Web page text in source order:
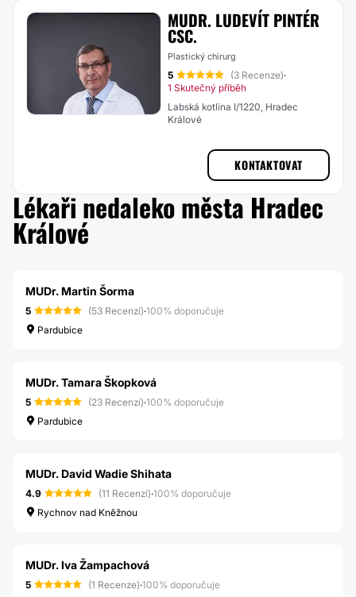
MUDR. LUDEVÍT PINTÉR
CSC.
Plastický chirurg
5 (3 Recenze)·
1 Skutečný příběh
Labská kotlina I/1220, Hradec
Králové
KONTAKTOVAT
Lékaři nedaleko města Hradec
Králové
MUDr. Martin Šorma
5 (53 Recenzí)·100% doporučuje
Pardubice
MUDr. Tamara Škopková
5 (23 Recenzí)·100% doporučuje
Pardubice
MUDr. David Wadie Shihata
4.9 (11 Recenzí)·100% doporučuje
Rychnov nad Kněžnou
MUDr. Iva Žampachová
5 (1 Recenze)·100% doporučuje